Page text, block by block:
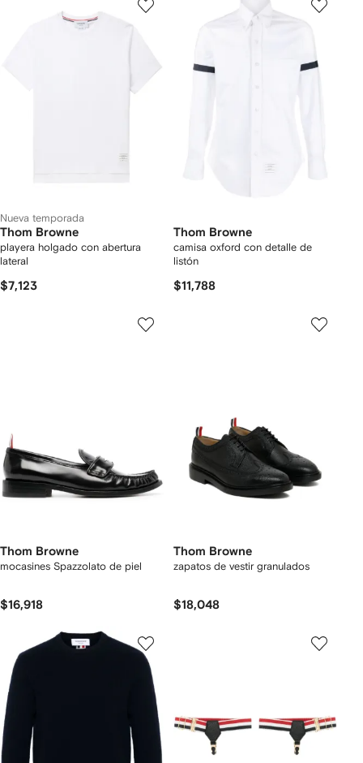
Nueva temporada
Thom Browne
playera holgado con abertura
lateral
$7,123
Thom Browne
camisa oxford con detalle de
listón
$11,788
Thom Browne
mocasines Spazzolato de piel
$16,918
Thom Browne
zapatos de vestir granulados
$18,048